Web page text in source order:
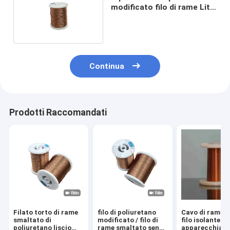
modificato filo di rame Litz
Continua
Prodotti Raccomandati
Filato torto di rame
smaltato di
poliuretano liscio
filo di poliuretano
modificato / filo di
rame smaltato senza
Cavo di rame
filo isolante